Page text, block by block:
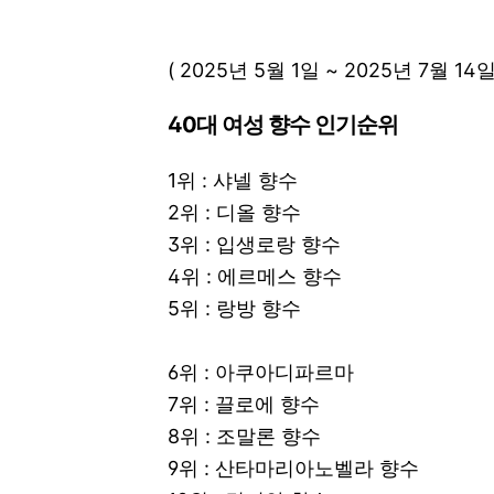
( 2025년 5월 1일 ~ 2025년 7월 14
40대 여성 향수 인기순위
1위 : 샤넬 향수
2위 : 디올 향수
3위 : 입생로랑 향수
4위 : 에르메스 향수
5위 : 랑방 향수
6위 : 아쿠아디파르마
7위 : 끌로에 향수
8위 : 조말론 향수
9위 : 산타마리아노벨라 향수